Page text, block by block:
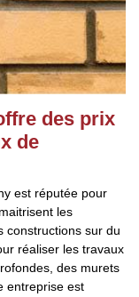
des prix
de
est réputée pour
les
constructions sur du
réaliser les travaux
des murets
entreprise est